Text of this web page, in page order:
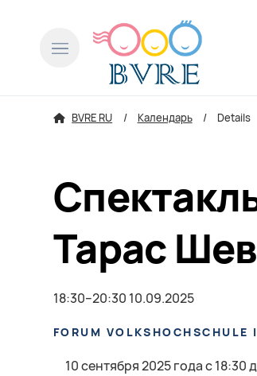
BVRE RU Календарь Details
Тарас
18:30–20:30 10.09.2025
FORUM VOLKSHOCHSCHULE
10 сентября 2025 года с